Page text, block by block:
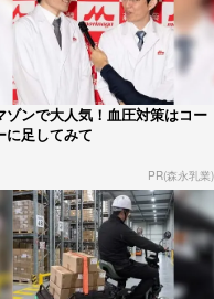
ゾンで大人気！血圧対策はコー
に足してみて
PR(森永乳業)